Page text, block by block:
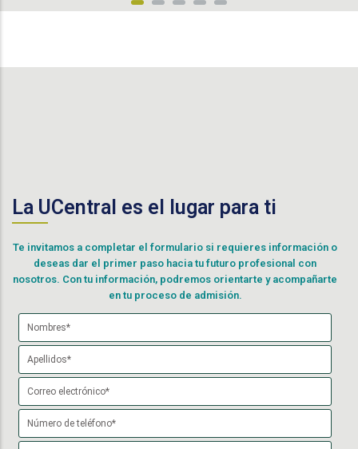
La UCentral es el lugar para ti
Te invitamos a completar el formulario si requieres información o
deseas dar el primer paso hacia tu futuro profesional con
nosotros. Con tu información, podremos orientarte y acompañarte
en tu proceso de admisión.